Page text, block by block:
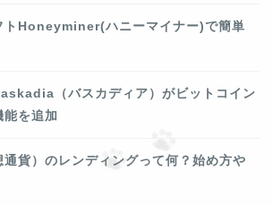
トHoneyminer(ハニーマイナー)で簡単
（バスカディア）がビットコイン
を追加
通貨）のレンディングって何？始め方や